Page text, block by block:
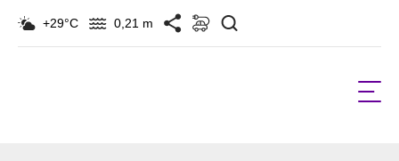
+29°C 0,21 m